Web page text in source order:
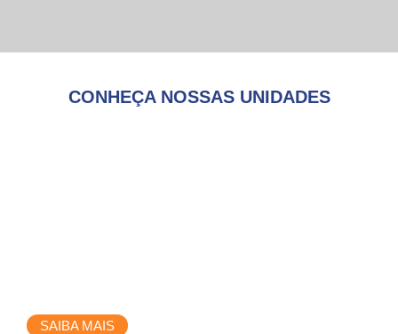
CONHEÇA NOSSAS UNIDADES
SAIBA MAIS